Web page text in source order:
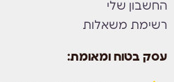
החשבון שלי
רשימת משאלות
עסק בטוח ומאומת: